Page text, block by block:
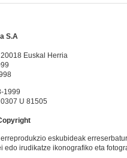
S.A
20018 Euskal Herria
1999
U 81505
eskubideak
edo irudikatze ikonografiko eta